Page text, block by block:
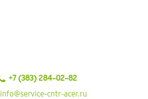
+7 (383) 284-02-82
info@service-cntr-acer.ru